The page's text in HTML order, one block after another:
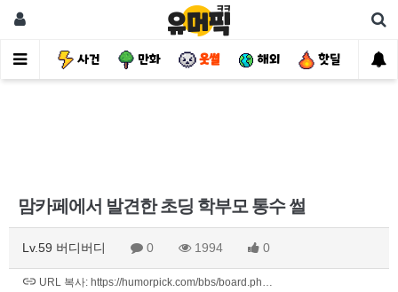
유머 사건 만화 웃썰 해외 핫딜 자
맘카페에서 발견한 초딩 학부모 통수 썰
Lv.59 버디버디 0 1994 0
URL 복사: https://humorpick.com/bbs/board.ph…